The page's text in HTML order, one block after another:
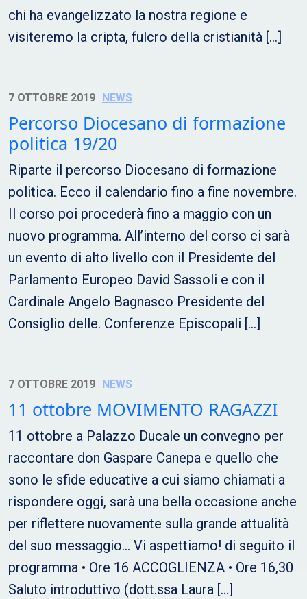
chi ha evangelizzato la nostra regione e
visiteremo la cripta, fulcro della cristianità […]
7 OTTOBRE 2019 NEWS
Percorso Diocesano di formazione
politica 19/20
Riparte il percorso Diocesano di formazione
politica. Ecco il calendario fino a fine novembre.
Il corso poi procederà fino a maggio con un
nuovo programma. All’interno del corso ci sarà
un evento di alto livello con il Presidente del
Parlamento Europeo David Sassoli e con il
Cardinale Angelo Bagnasco Presidente del
Consiglio delle. Conferenze Episcopali […]
7 OTTOBRE 2019 NEWS
11 ottobre MOVIMENTO RAGAZZI
11 ottobre a Palazzo Ducale un convegno per
raccontare don Gaspare Canepa e quello che
sono le sfide educative a cui siamo chiamati a
rispondere oggi, sarà una bella occasione anche
per riflettere nuovamente sulla grande attualità
del suo messaggio… Vi aspettiamo! di seguito il
programma • Ore 16 ACCOGLIENZA • Ore 16,30
Saluto introduttivo (dott.ssa Laura […]